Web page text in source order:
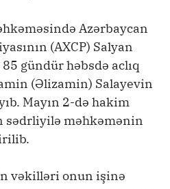
Azərbaycan
(AXCP) Salyan
gündür həbsdə aclıq
(Əlizamin) Salayevin
Mayın 2-də hakim
sədrliyilə məhkəmənin
vəkilləri onun işinə